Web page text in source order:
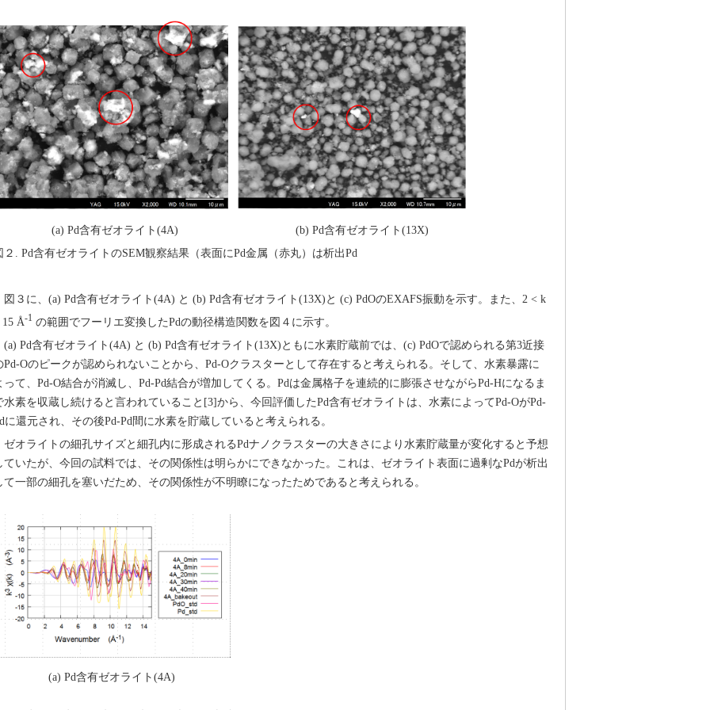
Pd含有ゼオライト(4A) (b) Pd含有ゼオライト(13X)
２. Pd含有ゼオライトのSEM観察結果（表面にPd金属（赤丸）は析出Pd
３に、(a) Pd含有ゼオライト(4A) と (b) Pd含有ゼオライト(13X)と (c) PdOのEXAFS振動を示す。また、2 < k
15 Å-1 の範囲でフーリエ変換したPdの動径構造関数を図４に示す。
Pd含有ゼオライト(4A) と (b) Pd含有ゼオライト(13X)ともに水素貯蔵前では、(c) PdOで認められる第3近接
Pd-Oのピークが認められないことから、Pd-Oクラスターとして存在すると考えられる。そして、水素暴露に
って、Pd-O結合が消滅し、Pd-Pd結合が増加してくる。Pdは金属格子を連続的に膨張させながらPd-Hになるま
水素を収蔵し続けると言われていること[3]から、今回評価したPd含有ゼオライトは、水素によってPd-OがPd-
に還元され、その後Pd-Pd間に水素を貯蔵していると考えられる。
オライトの細孔サイズと細孔内に形成されるPdナノクラスターの大きさにより水素貯蔵量が変化すると予想
ていたが、今回の試料では、その関係性は明らかにできなかった。これは、ゼオライト表面に過剰なPdが析出
て一部の細孔を塞いだため、その関係性が不明瞭になったためであると考えられる。
Pd含有ゼオライト(4A)